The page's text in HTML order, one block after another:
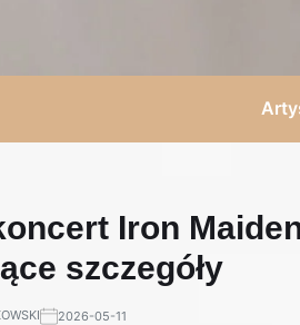
Iron
szczegóły
2026-05-11